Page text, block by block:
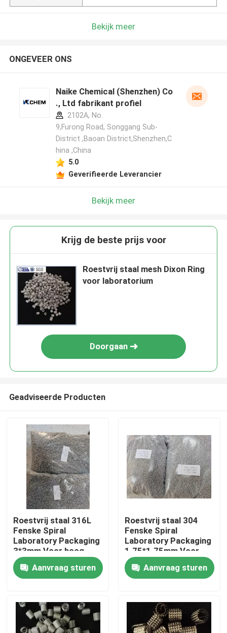
Thuis
Video's
Bekijk meer
ONGEVEER ONS
Naike Chemical (Shenzhen) Co
., Ltd fabrikant profiel
2102A, No.
9,Furong Road, Songgang Sub-
District ,Baoan District,Shenzhen,C
hina ,China
5.0
Geverifieerde Leverancier
Bekijk meer
Krijg de beste prijs voor
Roestvrij staal mesh Dixon Ring
voor laboratorium
Doorgaan
Geadviseerde Producten
Roestvrij staal 316L
Fenske Spiral
Laboratory Packaging
3*3mm Voor hoog
zuiverheidsseparatieproces
Aanvraag sturen
Roestvrij staal 304
Fenske Spiral
Laboratory Packaging
1.75*1.75mm Voor
distillatieproces
Aanvraag sturen